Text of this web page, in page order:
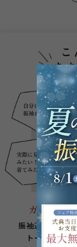
あ
ガーネッ
振袖選びからヘ
トータルコー